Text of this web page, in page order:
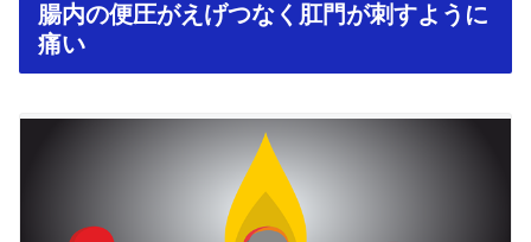
腸内の便圧がえげつなく肛門が刺すように
痛い